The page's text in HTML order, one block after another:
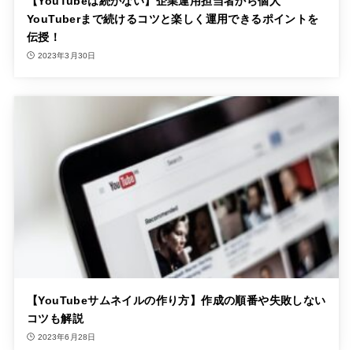
YouTuberまで続けるコツと楽しく運用できるポイントを
伝授！
2023年3月30日
【YouTubeサムネイルの作り方】作成の順番や失敗しない
コツも解説
2023年6月28日